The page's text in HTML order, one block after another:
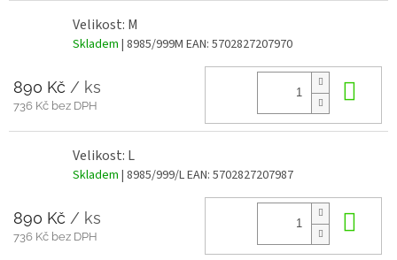
Velikost: M
Skladem | 8985/999M EAN: 5702827207970
890 Kč / ks
736 Kč bez DPH
Velikost: L
Skladem | 8985/999/LEAN: 5702827207987
890 Kč / ks
736 Kč bez DPH